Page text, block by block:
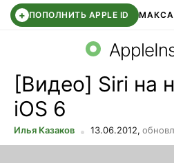
+ ПОПОЛНИТЬ APPLE ID МАКС
СБЕР КИДС ВТБ ОНЛАЙН
[Видео] Siri на
iOS 6
Илья Казаков 13.06.2012,